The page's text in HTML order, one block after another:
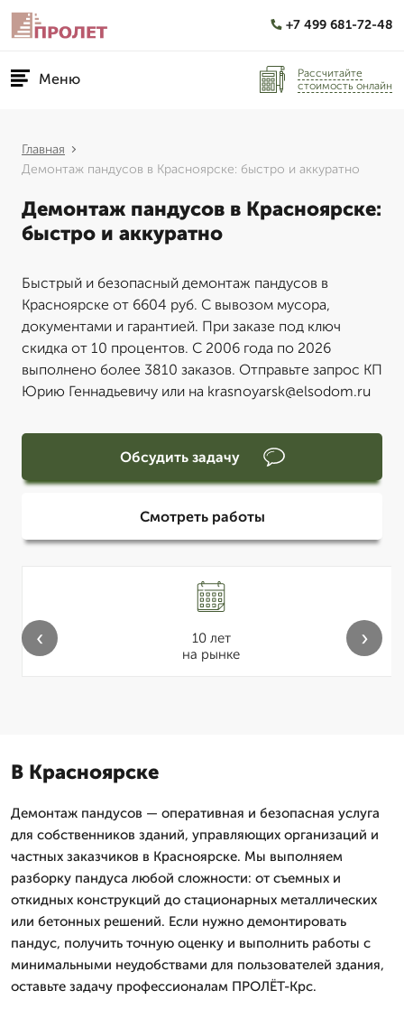
+7 499 681-72-48
Меню
Рассчитайте
стоимость онлайн
Главная
Демонтаж пандусов в Красноярске: быстро и аккуратно
Демонтаж пандусов в Красноярске:
быстро и аккуратно
Быстрый и безопасный демонтаж пандусов в
Красноярске от 6604 руб. С вывозом мусора,
документами и гарантией. При заказе под ключ
скидка от 10 процентов. С 2006 года по 2026
выполнено более 3810 заказов. Отправьте запрос КП
Юрию Геннадьевичу или на krasnoyarsk@elsodom.ru
Обсудить задачу
Смотреть работы
10 лет
на рынке
‹ ›
В Красноярске
Демонтаж пандусов — оперативная и безопасная услуга
для собственников зданий, управляющих организаций и
частных заказчиков в Красноярске. Мы выполняем
разборку пандуса любой сложности: от съемных и
откидных конструкций до стационарных металлических
или бетонных решений. Если нужно демонтировать
пандус, получить точную оценку и выполнить работы с
минимальными неудобствами для пользователей здания,
оставьте задачу профессионалам ПРОЛЁТ-Крс.